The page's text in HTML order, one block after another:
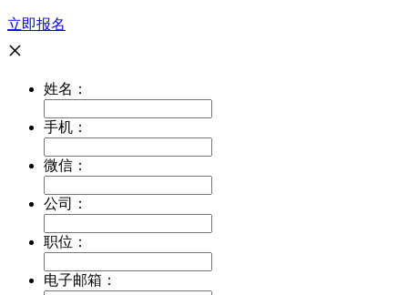
立即报名
×
姓名：
手机：
微信：
公司：
职位：
电子邮箱：